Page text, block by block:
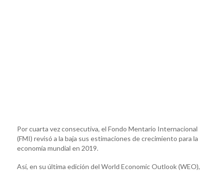
Por cuarta vez consecutiva, el Fondo Mentario Internacional
(FMI) revisó a la baja sus estimaciones de crecimiento para la
economía mundial en 2019.
Así, en su última edición del World Economic Outlook (WEO),